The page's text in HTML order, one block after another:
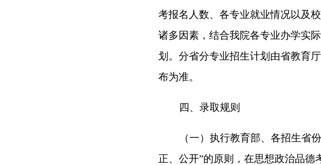
考报名人数、 各专业就业情况以及
诸多因素 ， 结合我院各专业办学实
划 。 分省分专业招生计划由省教育
布为准。
四、 录取规则
（一）执行教育部、 各招生省份
正、公开”的原则 ， 在思想政治品德